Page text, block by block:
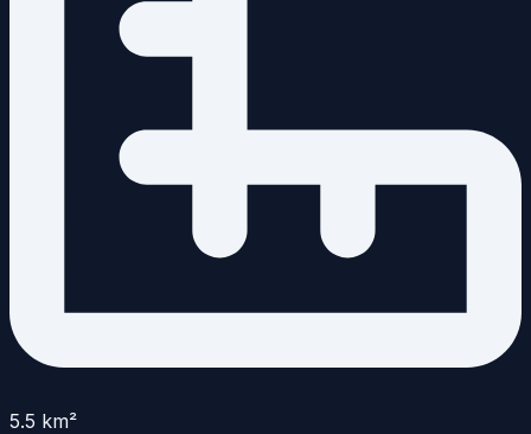
5.5 km²